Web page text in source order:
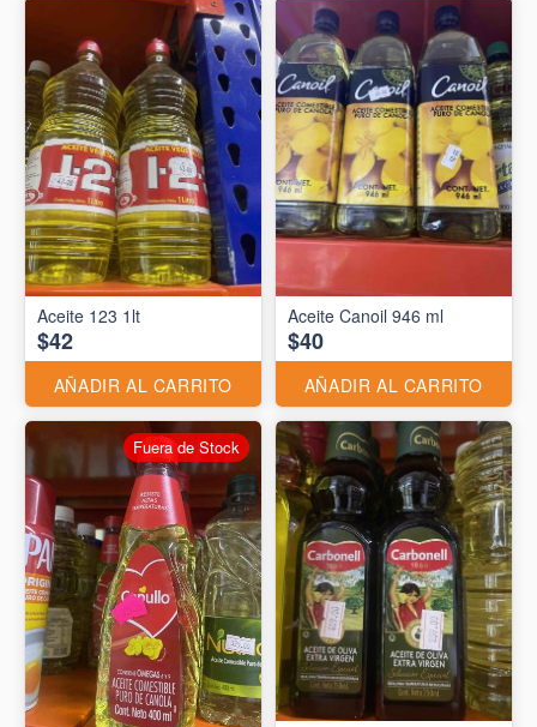
Aceite 123 1lt
$42
AÑADIR AL CARRITO
Aceite Canoil 946 ml
$40
AÑADIR AL CARRITO
Fuera de Stock